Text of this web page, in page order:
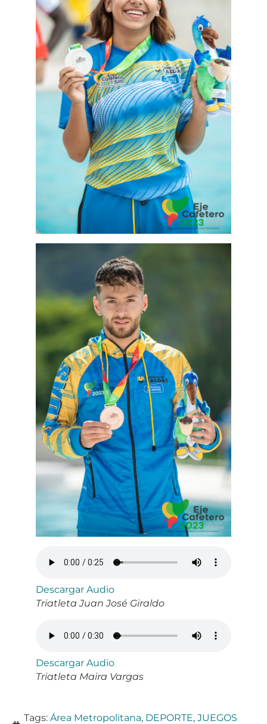
Descargar Audio
Triatleta Juan José Giraldo
Descargar Audio
Triatleta Maira Vargas
Tags: Área Metropolitana, DEPORTE, JUEGOS